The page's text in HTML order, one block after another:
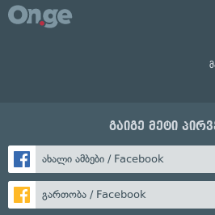
გაიგე მეტი
ახალი ამბები / Facebook
გართობა / Facebook